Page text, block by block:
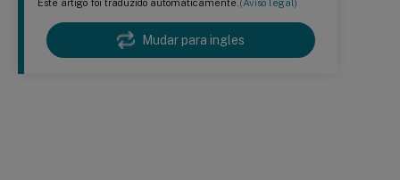
Este artigo foi traduzido automaticamente.(Aviso legal)
Mudar para ingles